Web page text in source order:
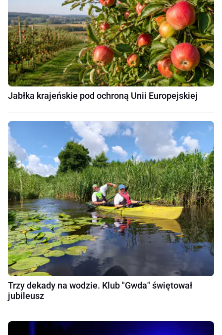
Jabłka krajeńskie pod ochroną Unii Europejskiej
Trzy dekady na wodzie. Klub "Gwda" świętował
jubileusz